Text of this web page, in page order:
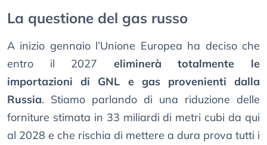
La questione del gas russo
A inizio gennaio l’Unione Europea ha deciso che
entro il 2027 eliminerà totalmente le
importazioni di GNL e gas provenienti dalla
Russia. Stiamo parlando di una riduzione delle
forniture stimata in 33 miliardi di metri cubi da qui
al 2028 e che rischia di mettere a dura prova tutti i